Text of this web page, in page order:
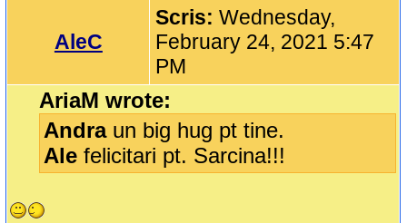
AleC
Scris:Wednesday,
February 24, 2021 5:47
PM
AriaM wrote:
Andraun big hug pt tine.
Ale felicitari pt. Sarcina!!!